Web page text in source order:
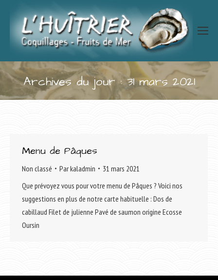
Archives du jour :31 mars 2021
Vous êtes ici :
Menu de Pâques
Non classé Parkaladmin
31 mars 2021
Que prévoyez vous pour votre menu de Pâques ? Voici nos
suggestions en plus de notre carte habituelle : Dos de
cabillaud Filet de julienne Pavé de saumon origine Ecosse
Oursin